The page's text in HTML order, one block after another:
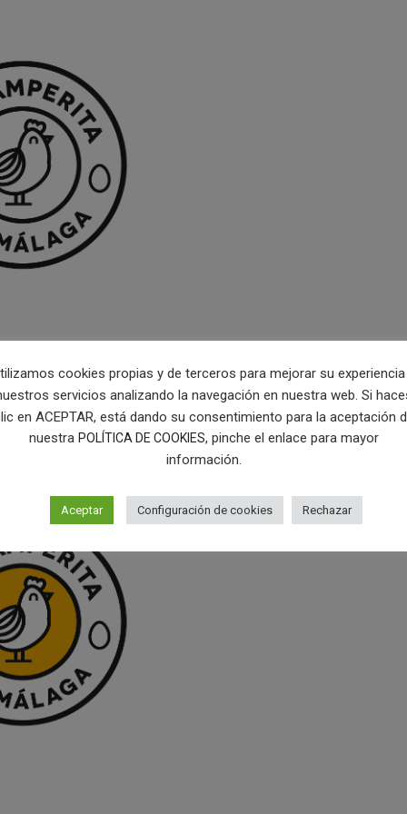
cookies propias y de terceros para mejorar su
servicios analizando la navegación en nuestra web. Si
en ACEPTAR, está dando su consentimiento para la aceptación
nuestra POLÍTICA DE COOKIES, pinche el enlace para mayor
información.
Aceptar Configuración de cookies Rechazar